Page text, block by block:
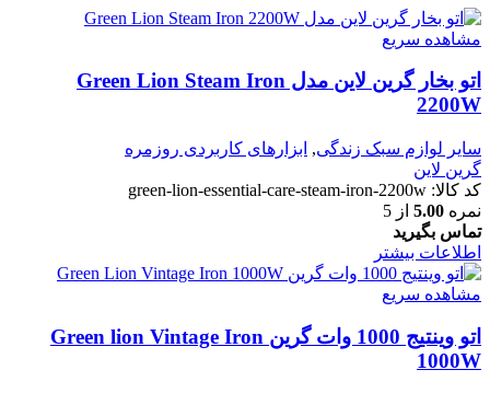
مشاهده سریع
اتو بخار گرین لاین مدل Green Lion Steam Iron
2200W
سایر لوازم سبک زندگی, ابزارهای کاربردی روزمره
گرین لاین
کد کالا: green-lion-essential-care-steam-iron-2200w
نمره 5.00 از 5
تماس بگیرید
اطلاعات بیشتر
مشاهده سریع
اتو وینتیج 1000 وات گرین Green lion Vintage Iron
1000W